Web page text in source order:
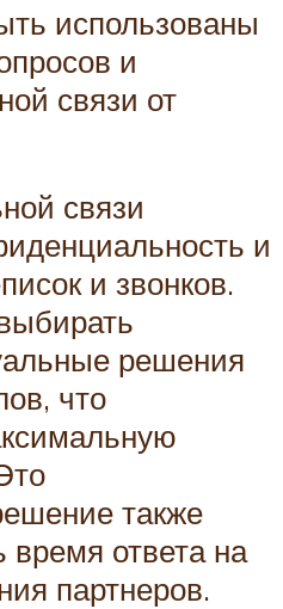
использованы
и
связи от
связи
и
и звонков.
решения
что
также
время ответа на
партнеров.